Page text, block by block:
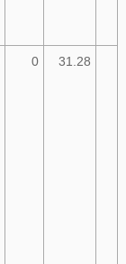
0 31.28